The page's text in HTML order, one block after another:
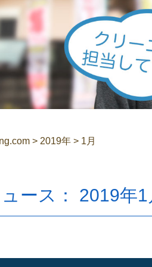
> 2019年 > 1月
ース： 2019年1